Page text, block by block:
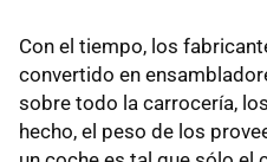
Con el tiempo, los
convertido en
sobre todo la carrocería,
hecho, el peso de los